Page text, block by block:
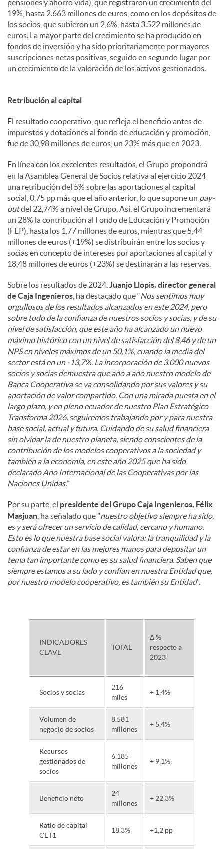
19%, hasta 2.663 millones de euros, como en los depósitos de
los socios, que subieron un 2,6%, hasta 3.522 millones de
euros. La mayor parte del crecimiento se ha producido en
fondos de inversión y ha sido prioritariamente por mayores
suscripciones netas positivas, seguido en segundo lugar por
un crecimiento de la valoración de los activos gestionados.
Retribución al capital
El resultado cooperativo, que refleja el beneficio antes de
impuestos y dotaciones al fondo de educación y promoción,
fue de 30,98 millones de euros, un 23% más que en 2023.
En línea con los excelentes resultados, el Grupo propondrá
en la Asamblea General de Socios relativa al ejercicio 2024
una retribución del 5% sobre las aportaciones al capital
social, 0,75 pp más que el año anterior, lo que supone un pay-
outdel 22,74% a nivel de Grupo. Así, el Grupo incrementará
un 28% la contribución al Fondo de Educación y Promoción
(FEP), hasta los 1,77 millones de euros, mientras que 5,44
millones de euros (+19%) se distribuirán entre los socios y
socias en concepto de intereses por aportaciones al capital y
18,48 millones de euros (+23%) se destinarán a las reservas.
Sobre los resultados de 2024, Juanjo Llopis, director general
de Caja Ingenieros , ha destacado que “Nos sentimos muy
orgullosos de los resultados alcanzados en este 2024, pero
sobre todo de la confianza de nuestros socios y socias, y de su
nivel de satisfacción, que este año ha alcanzado un nuevo
máximo histórico con un nivel de satisfacción del 8,46 y de un
NPS en niveles máximos de un 50,1%, cuando la media del
sector está en un -13,7%. La incorporación de 3.000 nuevos
socios y socias demuestra que año a año nuestro modelo de
Banca Cooperativa se va consolidando por sus valores y su
aportación de valor compartido. Con una mirada puesta en el
largo plazo, y en pleno ecuador de nuestro Plan Estratégico
Transforma 2026, seguiremos trabajando por y para nuestra
base social, actual y futura. Cuidando de su salud financiera
sin olvidar la de nuestro planeta, siendo conscientes de la
contribución de los modelos cooperativos a la sociedad y
también a la economía, en este año 2025 que ha sido
declarado Año Internacional de las Cooperativas por las
Naciones Unidas.”
Por su parte, el presidente del Grupo Caja Ingenieros, Félix
Masjuan , ha señalado que "nuestro objetivo siempre ha sido,
es y será ofrecer un servicio de calidad, cercano y humano.
Esto es lo que nuestra base social valora: la tranquilidad y la
confianza de estar en las mejores manos para depositar un
tema tan importante como es su salud financiera. Saben que
siempre estamos a su lado y confían en nuestra Entidad que,
por nuestro modelo cooperativo, es también su Entidad".
INDICADORES
CLAVE
TOTAL
Δ %
respecto a
2023
Socios y socias
216
miles
+ 1,4%
Volumen de
negocio de socios
8.581
millones
+ 5,4%
Recursos
gestionados de
socios
6.185
millones
+ 9,1%
Beneficio neto
24
millones
+ 22,3%
Ratio de capital
CET1
18,3% +1,2 pp